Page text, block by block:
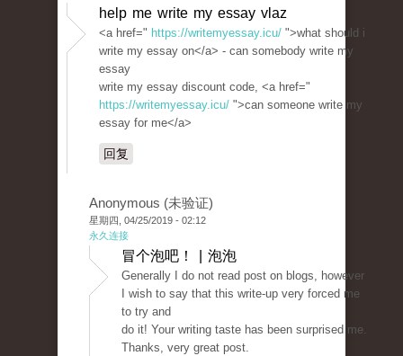
help me write my essay vlaz
<a href=" https://writemyessay.icu/ ">what should i
write my essay on</a> - can somebody write my
essay
write my essay discount code, <a href="
https://writemyessay.icu/ ">can someone write my
essay for me</a>
回复
Anonymous (未验证)
星期四, 04/25/2019 - 02:12
永久连接
冒个泡吧！ | 泡泡
Generally I do not read post on blogs, however
I wish to say that this write-up very forced me
to try and
do it! Your writing taste has been surprised me.
Thanks, very great post.